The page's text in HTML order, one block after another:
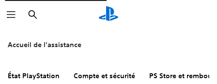
Rechercher
Accueil de l’assistance
État PlayStation Compte et sécurité PS Store et